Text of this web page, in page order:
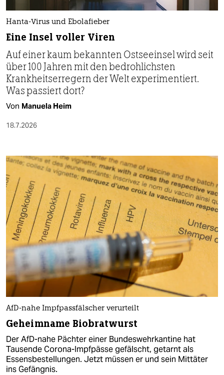
Hanta-Virus und Ebolafieber
Eine Insel voller Viren
Auf einer kaum bekannten Ostseeinsel wird seit
über 100 Jahren mit den bedrohlichsten
Krankheitserregern der Welt experimentiert.
Was passiert dort?
Von Manuela Heim
18.7.2026
AfD-nahe Impfpassfälscher verurteilt
Geheimname Biobratwurst
Der AfD-nahe Pächter einer Bundeswehrkantine hat
Tausende Corona-Impfpässe gefälscht, getarnt als
Essensbestellungen. Jetzt müssen er und sein Mittäter
ins Gefängnis.